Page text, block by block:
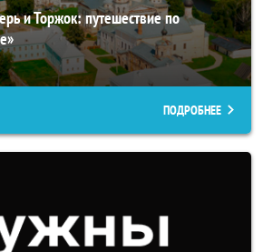
и Торжок: путешествие по
ПОДРОБНЕЕ